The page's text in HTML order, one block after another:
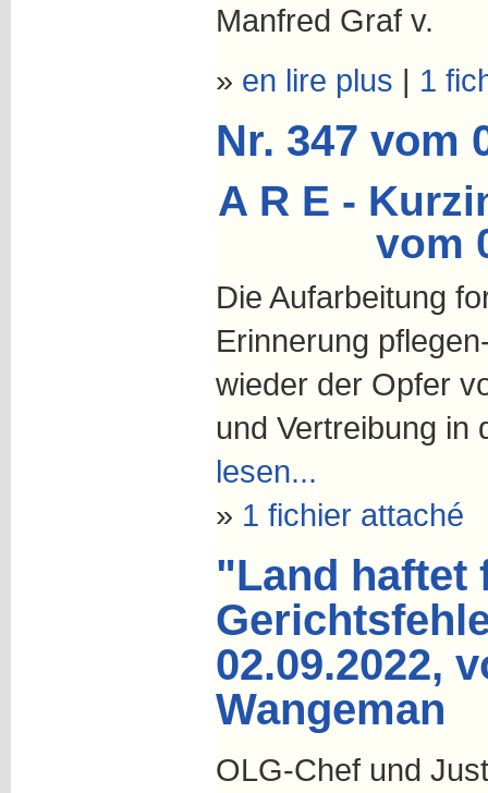
Manfred Graf v.
» en lire plus | 1
Nr. 347 vom
A R E -
vom
Die Aufarbeitung
Erinnerung
wieder der Opfer
und Vertreibung in
lesen...
» 1 fichier attaché
"Land haftet
02.09.2022,
Wangeman
OLG-Chef und